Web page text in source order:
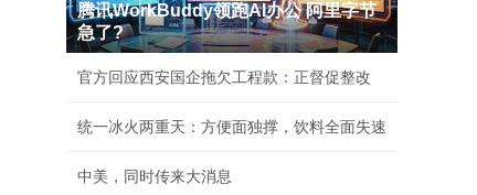
腾讯WorkBuddy领跑AI办公 阿里字节
急了?
官方回应西安国企拖欠工程款：正督促整改
统一冰火两重天：方便面独撑，饮料全面失速
中美，同时传来大消息